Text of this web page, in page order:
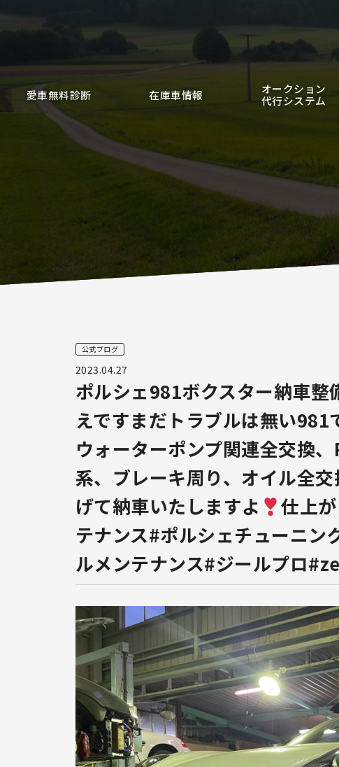
愛車無料診断 在庫車情報
オークション
代行システム
公式ブログ
2023.04.27
ポルシェ981ボクスター納車整
えですまだトラブルは無い
ウォーターポンプ関連全交換
系、ブレーキ周り、オイル全
げて納車いたしますよ
仕上
テナンス#ポルシェチューニ
ルメンテナンス#ジールプロ